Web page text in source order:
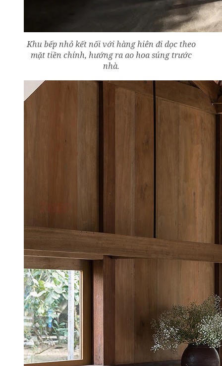
Khu bếp nhỏ kết nối với hàng hiên đi dọc theo
mặt tiền chính, hướng ra ao hoa súng trước
nhà.